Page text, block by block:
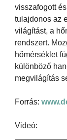
visszafogott
tulajdonos az
világítást, a
rendszert.
hőmérséklet
különböző
megvilágítás
Forrás:
Videó: